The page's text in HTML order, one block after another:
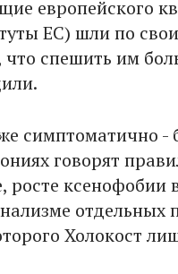
европейского
ЕС) шли по
что спешить им
симптоматично
говорят
росте
отдельных
Холокост